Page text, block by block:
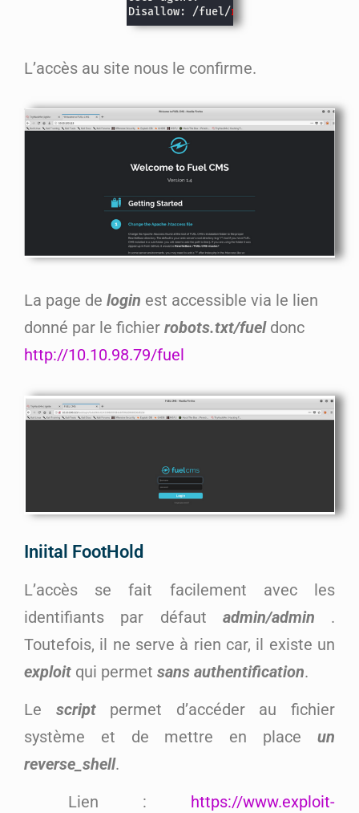
L’accès au site nous le confirme.
La page de login est accessible via le lien
donné par le fichier robots.txt/fueldonc
http://10.10.98.79/fuel
Iniital FootHold
L’accès se fait facilement avec les
identifiants par défaut admin/admin .
Toutefois, il ne serve à rien car, il existe un
exploit qui permet sans authentification.
Le scriptpermet d’accéder au fichier
système et de mettre en place un
reverse_shell.
Lien :
https://www.exploit-